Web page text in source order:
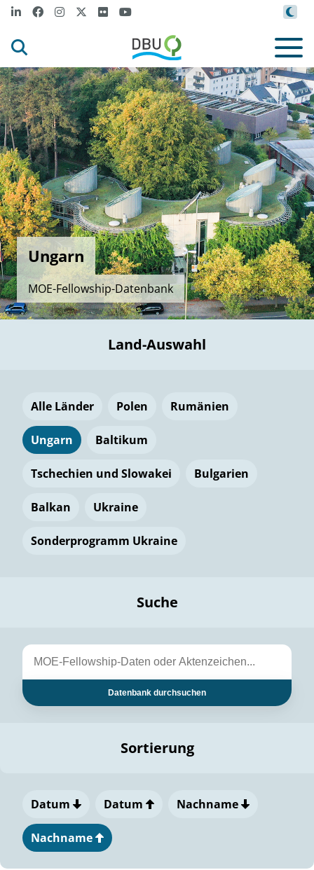
Ungarn
MOE-Fellowship-Datenbank
Land-Auswahl
Alle Länder Polen Rumänien
Ungarn Baltikum
Tschechien und Slowakei Bulgarien
Balkan Ukraine
Sonderprogramm Ukraine
Suche
Datenbank durchsuchen
Sortierung
Datum Datum Nachname
Nachname